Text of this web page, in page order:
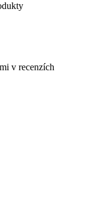
v recenzích